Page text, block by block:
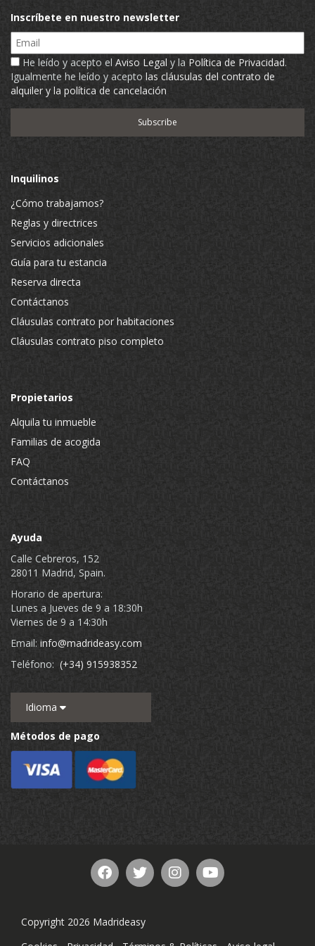
Inscríbete en nuestro newsletter
Email
He leído y acepto el Aviso Legal y la Política de Privacidad.
Igualmente he leído y acepto las cláusulas del contrato de
alquiler y la política de cancelación
Inquilinos
¿Cómo trabajamos?
Reglas y directrices
Servicios adicionales
Guía para tu estancia
Reserva directa
Contáctanos
Cláusulas contrato por habitaciones
Cláusulas contrato piso completo
Propietarios
Alquila tu inmueble
Familias de acogida
FAQ
Contáctanos
Ayuda
Calle Cebreros, 152
28011 Madrid, Spain.
Horario de apertura:
Lunes a Jueves de 9 a 18:30h
Viernes de 9 a 14:30h
Email: info@madrideasy.com
Teléfono: (+34) 915938352
Idioma
Métodos de pago
Copyright 2026 Madrideasy